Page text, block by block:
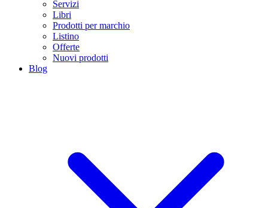
Servizi
Libri
Prodotti per marchio
Listino
Offerte
Nuovi prodotti
Blog